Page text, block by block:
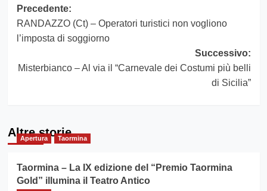
Navigazione
articolo
Precedente:
RANDAZZO (Ct) – Operatori turistici non vogliono
l’imposta di soggiorno
Successivo:
Misterbianco – Al via il “Carnevale dei Costumi più belli
di Sicilia”
Altre storie
Apertura Taormina
Taormina – La IX edizione del “Premio Taormina
Gold” illumina il Teatro Antico